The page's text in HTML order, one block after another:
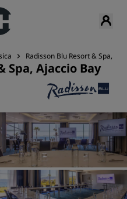
Radisson Blu Resort & Spa,
Spa, Ajaccio Bay